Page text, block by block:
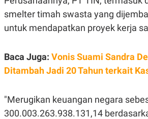
C
D
E
L
A
S
D
L
G
G
A
K
E
R
J
smelter timah swasta yang
untuk mendapatkan proyek kerja
Baca Juga: Vonis Suami Sandra
Ditambah Jadi 20 Tahun terkait
"Merugikan keuangan negara
300.003.263.938.131,14